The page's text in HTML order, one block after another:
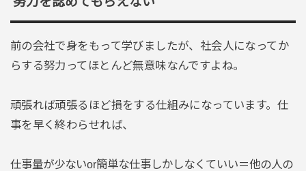
前の会社で身をもって学びましたが、社会人になってか
らする努力ってほとんど無意味なんですよね。
頑張れば頑張るほど損をする仕組みになっています。仕
事を早く終わらせれば、
仕事量が少ないor簡単な仕事しかしなくていい＝他の人の